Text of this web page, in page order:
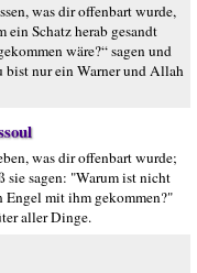
was dir offenbart wurde,
ein Schatz herab gesandt
wäre?“ sagen und
bist nur ein Warner und Allah
was dir offenbart wurde;
sie sagen: "Warum ist nicht
Engel mit ihm gekommen?"
aller Dinge.